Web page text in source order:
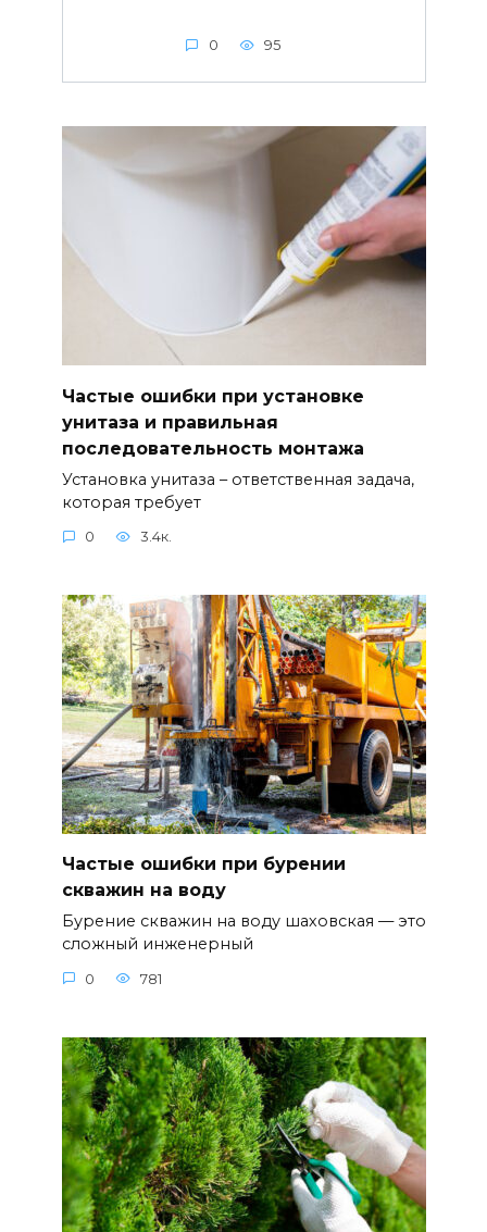
0 95
Частые ошибки при установке
унитаза и правильная
последовательность монтажа
Установка унитаза – ответственная задача,
которая требует
0 3.4к.
Частые ошибки при бурении
скважин на воду
Бурение скважин на воду шаховская — это
сложный инженерный
0 781